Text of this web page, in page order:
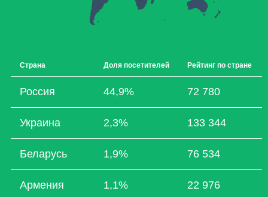
Страна Доля посетителей Рейтинг по стране
Россия 44,9% 72 780
Украина 2,3% 133 344
Беларусь 1,9% 76 534
Армения 1,1% 22 976